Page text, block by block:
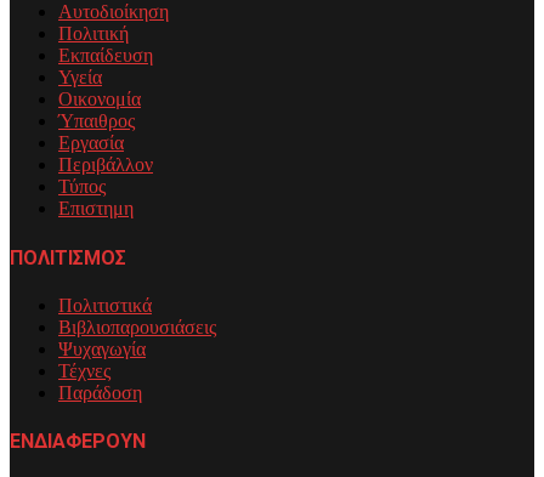
Αυτοδιοίκηση
Πολιτική
Εκπαίδευση
Υγεία
Οικονομία
Ύπαιθρος
Εργασία
Περιβάλλον
Τύπος
Επιστημη
ΠΟΛΙΤΙΣΜΟΣ
Πολιτιστικά
Βιβλιοπαρουσιάσεις
Ψυχαγωγία
Τέχνες
Παράδοση
ΕΝΔΙΑΦΕΡΟΥΝ